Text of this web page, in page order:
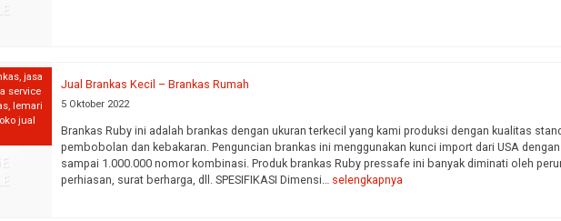
,jasa
service
, lemari
jual
Jual Brankas Kecil – Brankas Rumah
5 Oktober 2022
Brankas Ruby ini adalah brankas dengan ukuran terkecil yang kami produksi dengan kualitas
pembobolan dan kebakaran. Penguncian brankas ini menggunakan kunci import dari USA
sampai 1.000.000 nomor kombinasi. Produk brankas Ruby pressafe ini banyak diminati oleh
perhiasan, surat berharga, dll. SPESIFIKASI Dimensi… selengkapnya